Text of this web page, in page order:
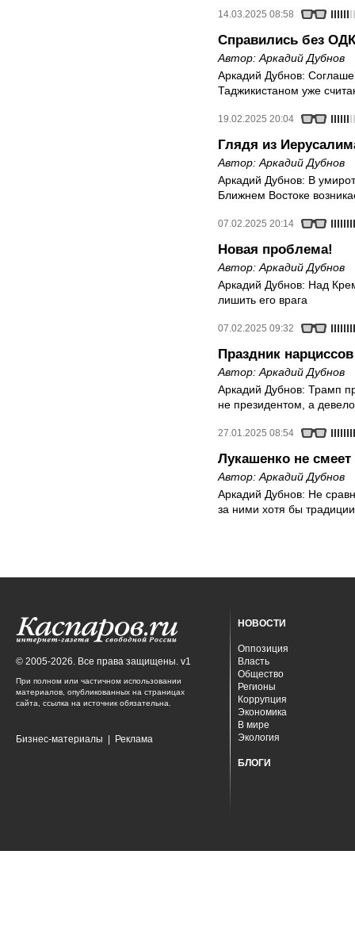
14.03.2025 08:58
Справились без
Автор: Аркадий Дубнов
Аркадий Дубнов:
Таджикистаном уже
19.02.2025 20:04
Глядя из
Автор: Аркадий Дубнов
Аркадий Дубнов: В
Ближнем Востоке
07.02.2025 20:14
Новая проблема!
Автор: Аркадий Дубнов
Аркадий Дубнов: Над
лишить его врага
07.02.2025 09:32
Праздник нарциссов
Автор: Аркадий Дубнов
Аркадий Дубнов: Трамп
не президентом, а
27.01.2025 08:54
Лукашенко не смеет
Автор: Аркадий Дубнов
Аркадий Дубнов: Не
за ними хотя бы
© 2005-2026. Все права защищены. v1
При полном или частичном использовании
материалов, опубликованных на страницах
сайта, ссылка на источник обязательна.
Бизнес-материалы Реклама
НОВОСТИ
Оппозиция
Власть
Общество
Регионы
Коррупция
Экономика
В мире
Экология
БЛОГИ